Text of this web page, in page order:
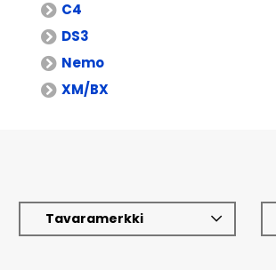
C4
DS3
Nemo
XM/BX
Tavaramerkki